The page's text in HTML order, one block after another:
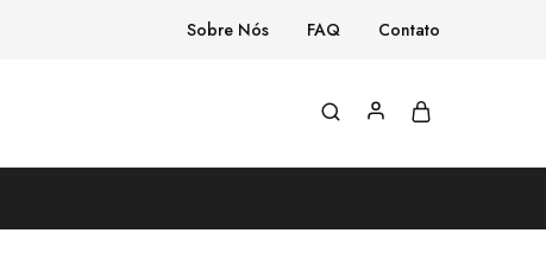
Sobre Nós FAQ Contato